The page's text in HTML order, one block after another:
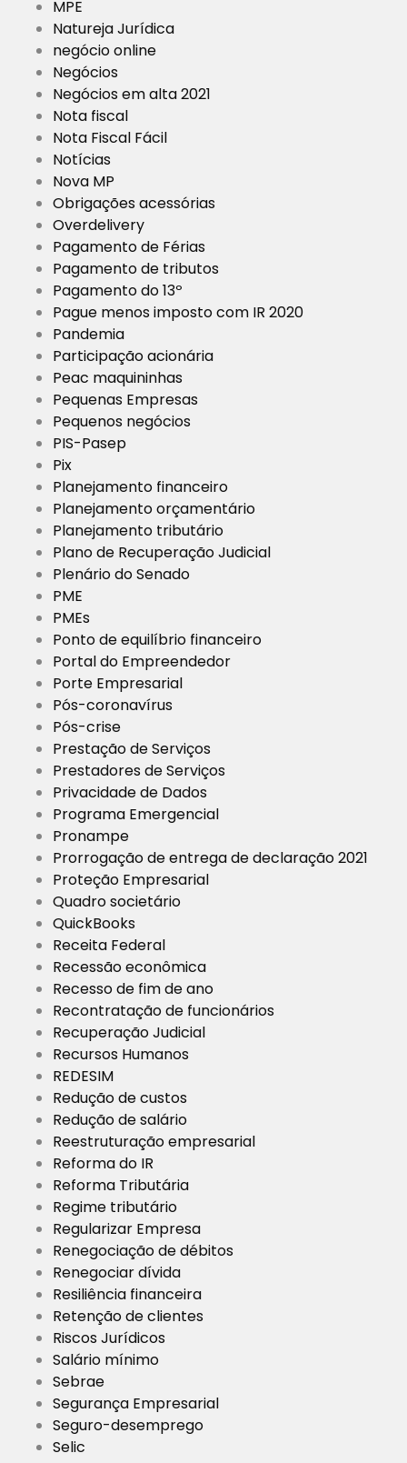
MPE
Natureja Jurídica
negócio online
Negócios
Negócios em alta 2021
Nota fiscal
Nota Fiscal Fácil
Notícias
Nova MP
Obrigações acessórias
Overdelivery
Pagamento de Férias
Pagamento de tributos
Pagamento do 13º
Pague menos imposto com IR 2020
Pandemia
Participação acionária
Peac maquininhas
Pequenas Empresas
Pequenos negócios
PIS-Pasep
Pix
Planejamento financeiro
Planejamento orçamentário
Planejamento tributário
Plano de Recuperação Judicial
Plenário do Senado
PME
PMEs
Ponto de equilíbrio financeiro
Portal do Empreendedor
Porte Empresarial
Pós-coronavírus
Pós-crise
Prestação de Serviços
Prestadores de Serviços
Privacidade de Dados
Programa Emergencial
Pronampe
Prorrogação de entrega de declaração 2021
Proteção Empresarial
Quadro societário
QuickBooks
Receita Federal
Recessão econômica
Recesso de fim de ano
Recontratação de funcionários
Recuperação Judicial
Recursos Humanos
REDESIM
Redução de custos
Redução de salário
Reestruturação empresarial
Reforma do IR
Reforma Tributária
Regime tributário
Regularizar Empresa
Renegociação de débitos
Renegociar dívida
Resiliência financeira
Retenção de clientes
Riscos Jurídicos
Salário mínimo
Sebrae
Segurança Empresarial
Seguro-desemprego
Selic